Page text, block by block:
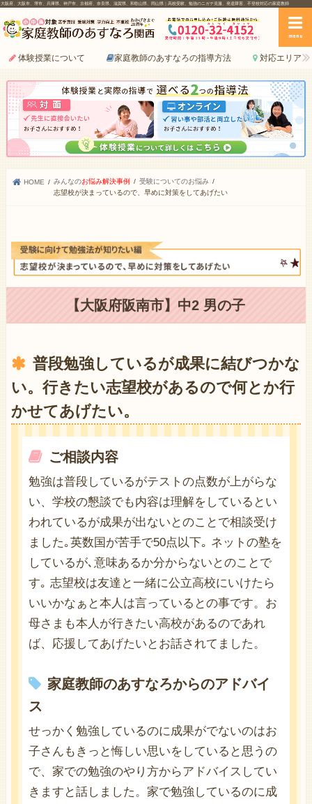
大阪府、大阪市、堺市、兵庫県、神戸市、京都府、奈良県、滋賀県、和歌山県、岡山県｜高校受験、勉強のニガテ克服、発達障害、不登校対応の家庭教師
menu
体験授業について 家庭教師のあすなろの指導方法 対応エリア
HOME みんなのお悩み解決事例
受験についてのお悩み
志望校が決まっているので、早めに対策をしてあげたい
【大阪府阪南市】中2 男の子
普段勉強しているが成果に結びつかな
い。行きたい志望校があるので何とか行
かせてあげたい。
ご相談内容
勉強は普段しているがテストの点数が上がらな
い、学校の懇談でも内容は理解をしているとい
われているが成果が出ないとのことで相談受け
ました｡英数国が苦手で50点以下｡ ネットの塾を
しているが､意味あるか分からないとのことで
す｡ 志望校は友達と一緒に公立高校にいけたら
いいかなぁと本人は言っているとの事です。お
母さまも本人が行きたい高校があるのであれ
ば、応援してあげたいとお話されてました。
家庭教師のあすなろからのアドバイ
ス
せっかく勉強しているのに成果がでないのはお
子さんもきっと悔しい思いをしていると思うの
で、家での勉強のやり方からアドバイスしてい
きますと話しました。家で勉強しているのに成